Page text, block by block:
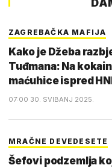
ZAGREBAČKA MAFIJA
Kako je Džeba
Tuđmana: Na
maćuhice ispred
07:00 30. SVIBANJ 2025.
MRAČNE DEVEDESETE
Šefovi podzemlja